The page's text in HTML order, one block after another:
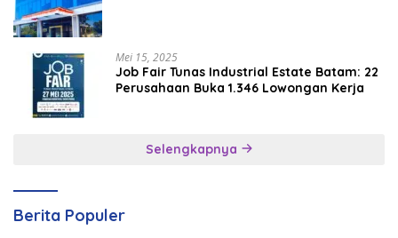
Mei 15, 2025
Job Fair Tunas Industrial Estate Batam: 22
Perusahaan Buka 1.346 Lowongan Kerja
Selengkapnya
Berita Populer